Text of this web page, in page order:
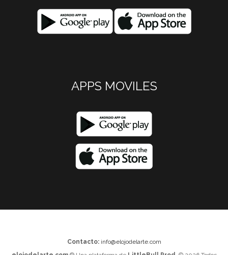
APPS MOVILES
Contacto: info@elojodelarte.com